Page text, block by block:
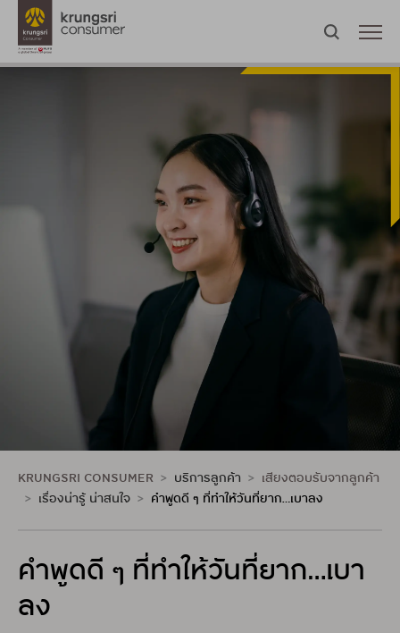
KRUNGSRI CONSUMER บริการลูกค้า
เสียงตอบรับจากลูกค้า
เรื่องน่ารู้ น่าสนใจ
คำพูดดี ๆ ที่ทำให้วันที่ยาก…เบาลง
คำพูดดี ๆ ที่ทำให้วันที่ยาก…เบา
ลง